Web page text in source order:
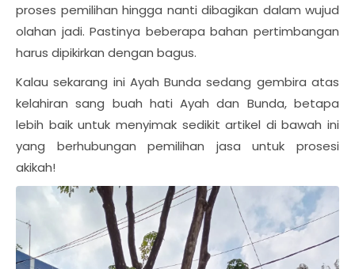
proses pemilihan hingga nanti dibagikan dalam wujud
olahan jadi. Pastinya beberapa bahan pertimbangan
harus dipikirkan dengan bagus.
Kalau sekarang ini Ayah Bunda sedang gembira atas
kelahiran sang buah hati Ayah dan Bunda, betapa
lebih baik untuk menyimak sedikit artikel di bawah ini
yang berhubungan pemilihan jasa untuk prosesi
akikah!